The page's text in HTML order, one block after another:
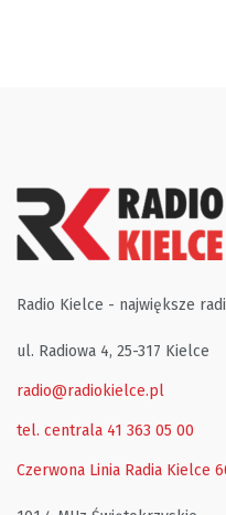
Radio Kielce - największe
ul. Radiowa 4, 25-317 Kielce
radio@radiokielce.pl
tel. centrala 41 363 05 00
Czerwona Linia Radia Kielce